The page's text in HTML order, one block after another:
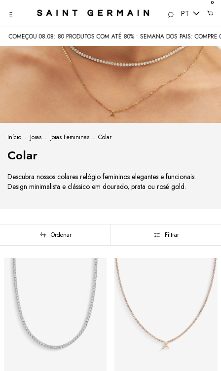
PT
0
08.08: 80 PRODUTOS COM ATÉ 80% • SEMANA DOS PAIS: COMPRE 02 E
Início . Joias . Joias Femininas . Colar
Colar
Descubra nossos colares relógio femininos elegantes e funcionais.
Design minimalista e clássico em dourado, prata ou rosé gold.
Ordenar Filtrar